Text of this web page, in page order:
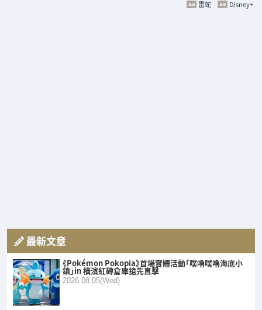
Disney+
雷蛇
最新文章
《Pokémon Pokopia》首場實體活動「噗嚕噗嚕海底小
鎮」in 橫濱紅磚倉庫搶先直擊
2026.08.05(Wed)